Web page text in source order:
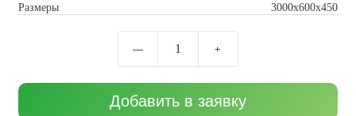
Размеры 3000х600х450
— 1 +
Добавить в заявку
персональных данных
Отправить